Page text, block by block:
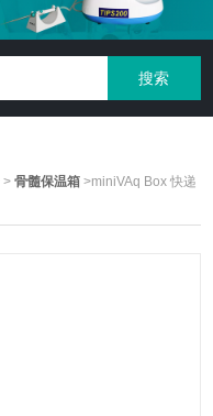
>骨髓保温箱 >miniVAq Box 快递